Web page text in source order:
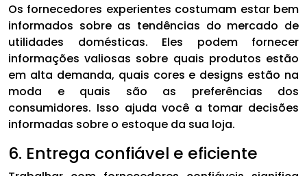
Os fornecedores experientes costumam estar bem
informados sobre as tendências do mercado de
utilidades domésticas. Eles podem fornecer
informações valiosas sobre quais produtos estão
em alta demanda, quais cores e designs estão na
moda e quais são as preferências dos
consumidores. Isso ajuda você a tomar decisões
informadas sobre o estoque da sua loja.
6. Entrega confiável e eficiente